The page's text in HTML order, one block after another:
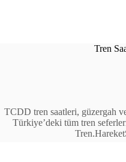
Tren
TCDD tren saatleri, güzergah
Türkiye’deki tüm tren